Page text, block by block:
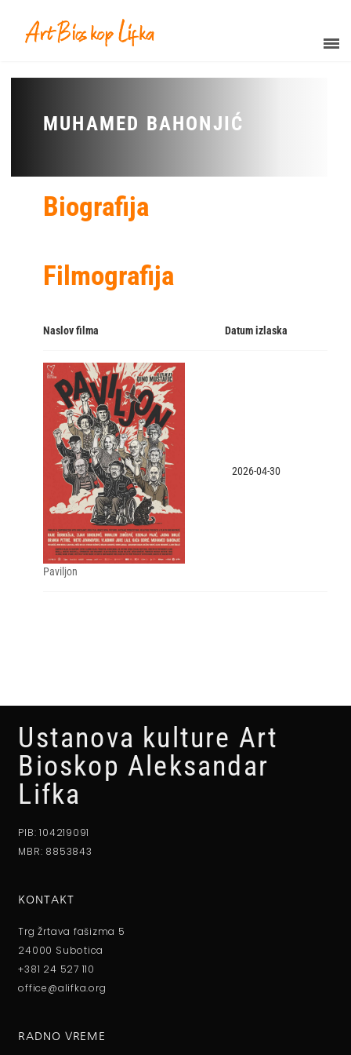
MUHAMED BAHONJIĆ
Biografija
Filmografija
Naslov filma Datum izlaska
Paviljon
2026-04-30
Ustanova kulture Art
Bioskop Aleksandar
Lifka
PIB: 104219091
MBR: 8853843
KONTAKT
Trg Žrtava fašizma 5
24000 Subotica
+381 24 527 110
office@alifka.org
RADNO VREME